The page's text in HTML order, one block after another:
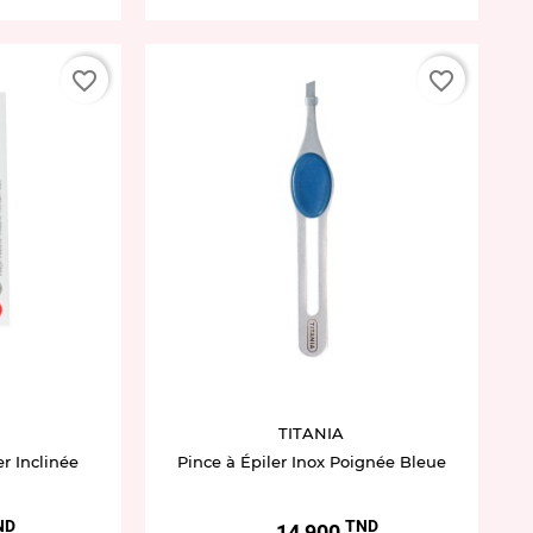
Inclinée
favorite_border
TITANIA
Pince à Épiler Inox Poignée Bleue
TND
favorite_border